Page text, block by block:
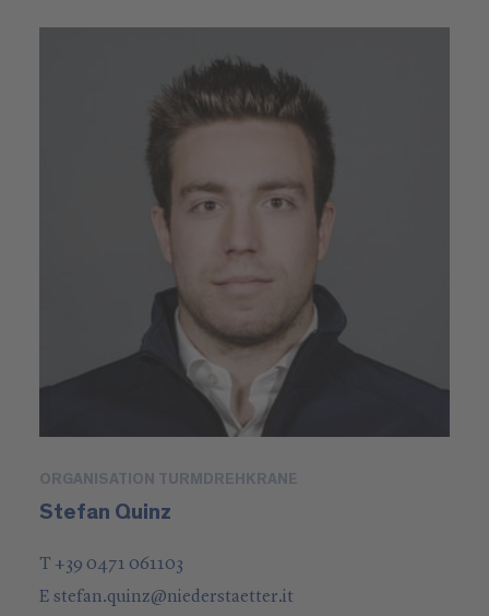
ORGANISATION TURMDREHKRANE
Stefan Quinz
T +39 0471 061103
Estefan.quinz@niederstaetter.it